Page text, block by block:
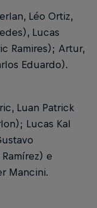
Léo Ortiz,
Lucas
Ramires); Artur,
Eduardo).
Luan Patrick
Lucas Kal
e
Mancini.